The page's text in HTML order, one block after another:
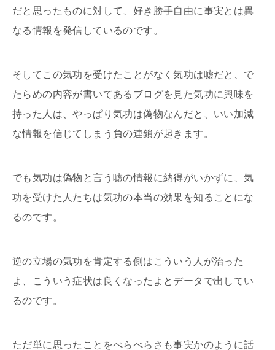
だと思ったものに対して、好き勝手自由に事実とは異
なる情報を発信しているのです。
そしてこの気功を受けたことがなく気功は嘘だと、で
たらめの内容が書いてあるブログを見た気功に興味を
持った人は、やっぱり気功は偽物なんだと、いい加減
な情報を信じてしまう負の連鎖が起きます。
でも気功は偽物と言う嘘の情報に納得がいかずに、気
功を受けた人たちは気功の本当の効果を知ることにな
るのです。
逆の立場の気功を肯定する側はこういう人が治った
よ、こういう症状は良くなったよとデータで出してい
るのです。
ただ単に思ったことをべらべらさも事実かのように話